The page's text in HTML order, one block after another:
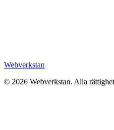
Webverkstan
© 2026 Webverkstan. Alla